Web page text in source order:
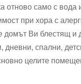
отново само с
при хора с
домът Ви блестящ и
спални,
целите